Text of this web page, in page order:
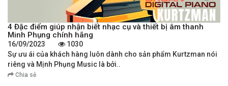
4 Đặc điểm giúp nhận biết nhạc cụ và thiết bị âm thanh
Minh Phụng chính hãng
16/09/2023
1030
Sự ưu ái của khách hàng luôn dành cho sản phẩm Kurtzman nói
riêng và Mịnh Phụng Music là bởi..
Chia sẻ